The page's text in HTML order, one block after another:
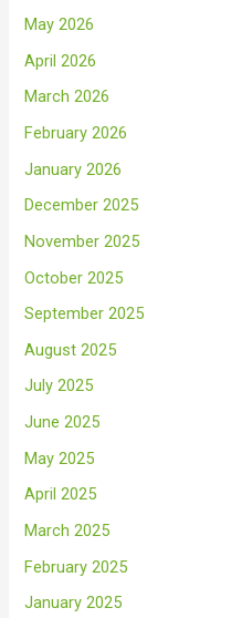
May 2026
April 2026
March 2026
February 2026
January 2026
December 2025
November 2025
October 2025
September 2025
August 2025
July 2025
June 2025
May 2025
April 2025
March 2025
February 2025
January 2025